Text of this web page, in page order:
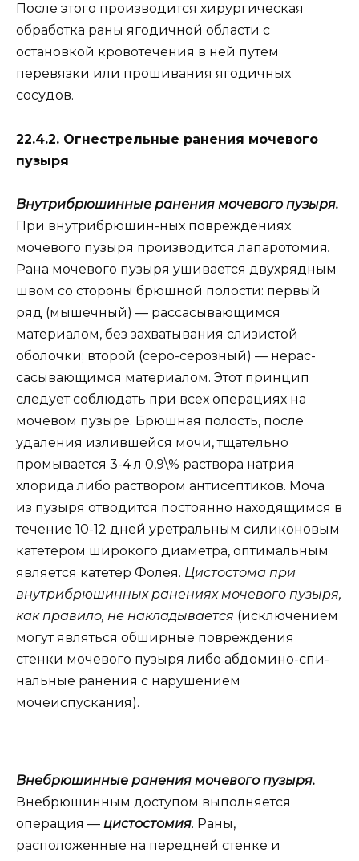
После этого производится хирургическая
обработка раны ягодичной области с
остановкой кровотечения в ней путем
перевязки или прошивания ягодичных
сосудов.
22.4.2. Огнестрельные ранения мочевого
пузыря
Внутрибрюшинные ранения мочевого пузыря.
При внутрибрюшин-ных повреждениях
мочевого пузыря производится лапаротомия.
Рана мочевого пузыря ушивается двухрядным
швом со стороны брюшной полости: первый
ряд (мышечный) — рассасывающимся
материалом, без захватывания слизистой
оболочки; второй (серо-серозный) — нерас-
сасывающимся материалом. Этот принцип
следует соблюдать при всех операциях на
мочевом пузыре. Брюшная полость, после
удаления излившейся мочи, тщательно
промывается 3-4 л 0,9\% раствора натрия
хлорида либо раствором антисептиков. Моча
из пузыря отводится постоянно находящимся в
течение 10-12 дней уретральным силиконовым
катетером широкого диаметра, оптимальным
является катетер Фолея. Цистостома при
внутрибрюшинных ранениях мочевого пузыря,
как правило, не накладывается (исключением
могут являться обширные повреждения
стенки мочевого пузыря либо абдомино-спи-
нальные ранения с нарушением
мочеиспускания).
Внебрюшинные ранения мочевого пузыря.
Внебрюшинным доступом выполняется
операция — цистостомия. Раны,
расположенные на передней стенке и